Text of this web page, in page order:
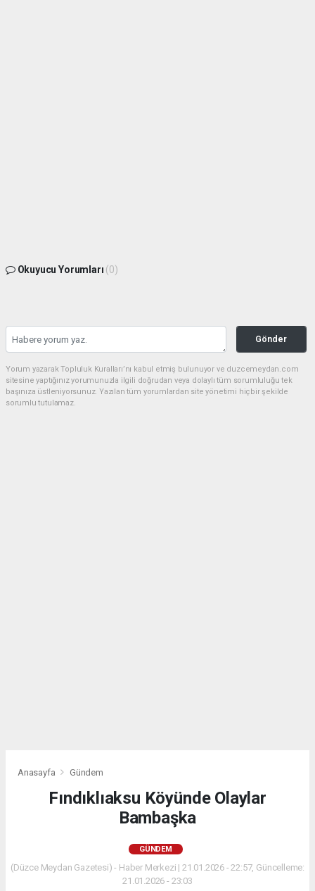
Okuyucu Yorumları (0)
Gönder
Yorum yazarak Topluluk Kuralları’nı kabul etmiş bulunuyor ve duzcemeydan.com
sitesine yaptığınız yorumunuzla ilgili doğrudan veya dolaylı tüm sorumluluğu tek
başınıza üstleniyorsunuz. Yazılan tüm yorumlardan site yönetimi hiçbir şekilde
sorumlu tutulamaz.
Anasayfa Gündem
Fındıklıaksu Köyünde Olaylar
Bambaşka
GÜNDEM
(Düzce Meydan Gazetesi) - Haber Merkezi | 21.01.2026 - 22:57, Güncelleme:
21.01.2026 - 23:03